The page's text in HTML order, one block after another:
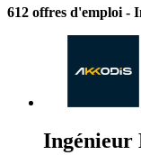
612 offres d'emploi -
Ingénieur